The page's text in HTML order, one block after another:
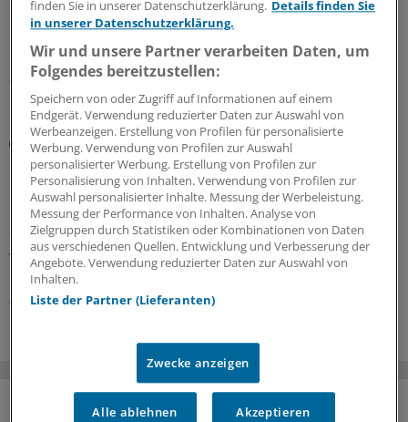
mehr als Defekturarzneimittel bestellen, hat das
Bundesverwaltungsgericht entschieden – und
klargestellt, welche Anlässe als zulässig gelten.
06.08.2026
Diskriminierung
Rassismus in der Praxis: Neuer Leitfaden klärt
über rechtliche Handlungsmöglichkeiten auf
Ein neuer Leitfaden der Charité Berlin beleuchtet
anhand realer Fälle die rechtliche Verantwortung von
Arztpraxen bei Diskriminierung und zeigt auf, welche
Handlungsmöglichkeiten es gibt.
05.08.2026
finden Sie in unserer Datenschutzerklärung. Details finden Sie
in unserer Datenschutzerklärung.
Wir und unsere Partner verarbeiten Daten, um
Folgendes bereitzustellen:
Speichern von oder Zugriff auf Informationen auf einem
Endgerät. Verwendung reduzierter Daten zur Auswahl von
Werbeanzeigen. Erstellung von Profilen für personalisierte
Werbung. Verwendung von Profilen zur Auswahl
personalisierter Werbung. Erstellung von Profilen zur
Personalisierung von Inhalten. Verwendung von Profilen zur
Auswahl personalisierter Inhalte. Messung der Werbeleistung.
Messung der Performance von Inhalten. Analyse von
Zielgruppen durch Statistiken oder Kombinationen von Daten
aus verschiedenen Quellen. Entwicklung und Verbesserung der
Angebote. Verwendung reduzierter Daten zur Auswahl von
Inhalten.
Liste der Partner (Lieferanten)
Zwecke anzeigen
Alle ablehnen Akzeptieren